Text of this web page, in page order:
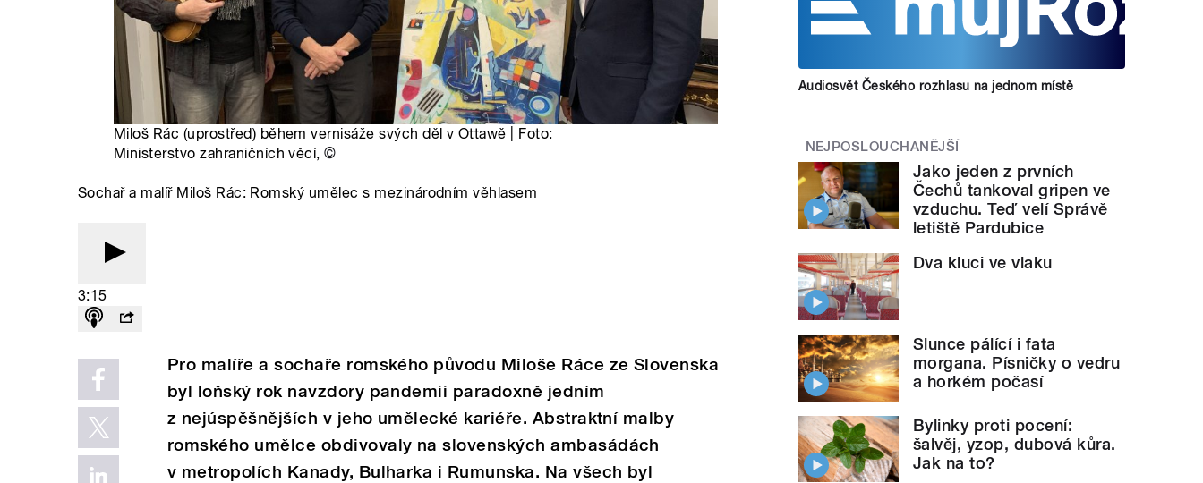
Miloš Rác (uprostřed) během vernisáže svých děl v Ottawě | Foto:
Ministerstvo zahraničních věcí,©
Sochař a malíř Miloš Rác: Romský umělec s mezinárodním věhlasem
3:15
Pro malíře a sochaře romského původu Miloše Ráce ze Slovenska
byl loňský rok navzdory pandemii paradoxně jedním
z nejúspěšnějších v jeho umělecké kariéře. Abstraktní malby
romského umělce obdivovaly na slovenských ambasádách
v metropolích Kanady, Bulharka i Rumunska. Na všech byl
Audiosvět Českého rozhlasu na jednom místě
NEJPOSLOUCHANĚJŠÍ
Jako jeden z prvních
Čechů tankoval gripen ve
vzduchu. Teď velí Správě
letiště Pardubice
Dva kluci ve vlaku
Slunce pálící i fata
morgana. Písničky o vedru
a horkém počasí
Bylinky proti pocení:
šalvěj, yzop, dubová kůra.
Jak na to?